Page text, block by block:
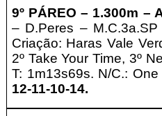
9º PÁREO – 1.300m –
– D.Peres –
Criação: Haras Vale
2º Take Your Time, 3º
T: 1m13s69s. N/C.:
12-11-10-14.